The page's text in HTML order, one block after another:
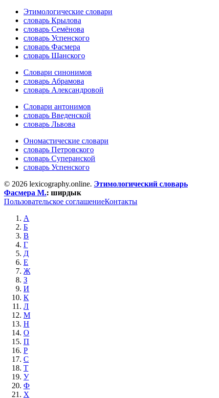
Этимологические словари
словарь Крылова
словарь Семёнова
словарь Успенского
словарь Фасмера
словарь Шанского
Словари синонимов
словарь Абрамова
словарь Александровой
Словари антонимов
словарь Введенской
словарь Львова
Ономастические словари
словарь Петровского
словарь Суперанской
словарь Успенского
© 2026 lexicography.online. Этимологический словарь
Фасмера М.: ширдык
Пользовательское соглашениеКонтакты
А
Б
В
Г
Д
Е
Ж
З
И
К
Л
М
Н
О
П
Р
С
Т
У
Ф
Х